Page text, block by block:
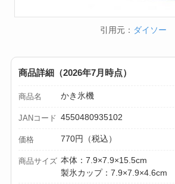
引用元： ダイソー
商品詳細（2026年7月時点）
商品名 かき氷機
JANコード 4550480935102
価格 770円（税込）
商品サイズ 本体：7.9×7.9×15.5cm
製氷カップ：7.9×7.9×4.6cm